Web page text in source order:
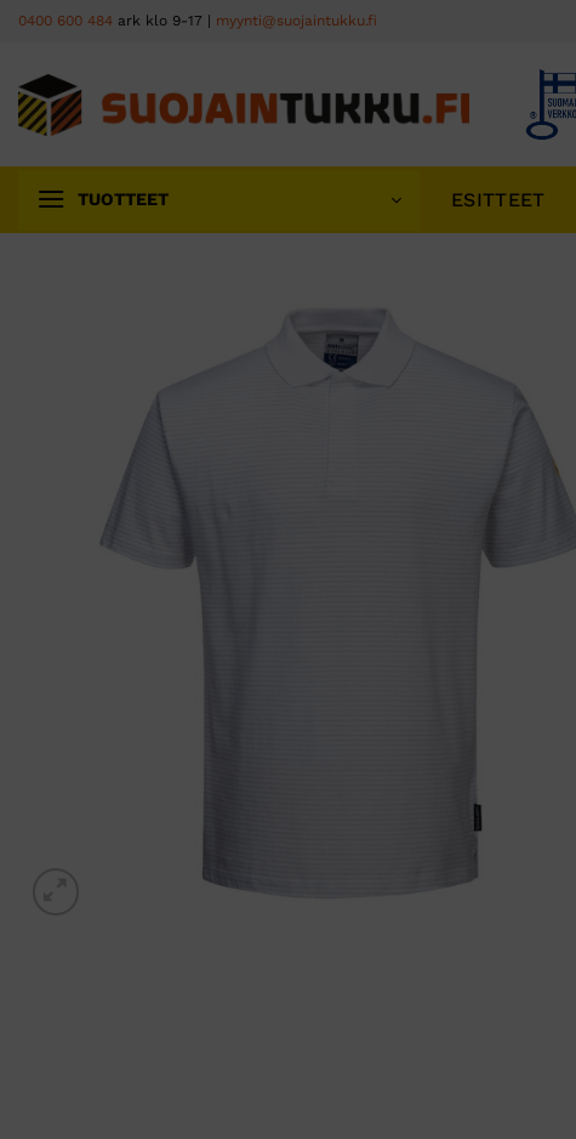
Skip
content
0400 600 484 ark klo 9-17 | myynti@suojaintukku.fi
TUOTTEET ESITTEET